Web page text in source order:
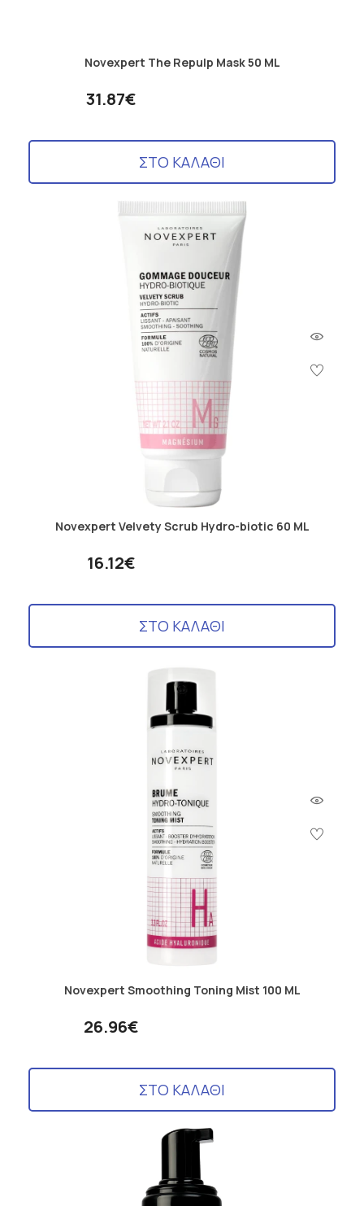
Novexpert The Repulp Mask 50 ML
31.87€
ΣΤΟ ΚΑΛΑΘΙ
Novexpert Velvety Scrub Hydro-biotic 60 ML
16.12€
ΣΤΟ ΚΑΛΑΘΙ
Novexpert Smoothing Toning Mist 100 ML
26.96€
ΣΤΟ ΚΑΛΑΘΙ